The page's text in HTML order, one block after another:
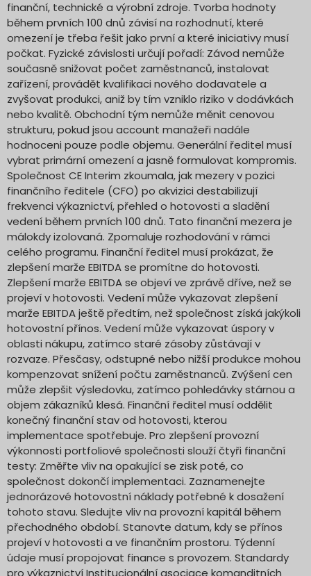
finanční, technické a výrobní zdroje. Tvorba hodnoty
během prvních 100 dnů závisí na rozhodnutí, které
omezení je třeba řešit jako první a které iniciativy musí
počkat. Fyzické závislosti určují pořadí: Závod nemůže
současně snižovat počet zaměstnanců, instalovat
zařízení, provádět kvalifikaci nového dodavatele a
zvyšovat produkci, aniž by tím vzniklo riziko v dodávkách
nebo kvalitě. Obchodní tým nemůže měnit cenovou
strukturu, pokud jsou account manažeři nadále
hodnoceni pouze podle objemu. Generální ředitel musí
vybrat primární omezení a jasně formulovat kompromis.
Společnost CE Interim zkoumala, jak mezery v pozici
finančního ředitele (CFO) po akvizici destabilizují
frekvenci výkaznictví, přehled o hotovosti a sladění
vedení během prvních 100 dnů. Tato finanční mezera je
málokdy izolovaná. Zpomaluje rozhodování v rámci
celého programu. Finanční ředitel musí prokázat, že
zlepšení marže EBITDA se promítne do hotovosti.
Zlepšení marže EBITDA se objeví ve zprávě dříve, než se
projeví v hotovosti. Vedení může vykazovat zlepšení
marže EBITDA ještě předtím, než společnost získá jakýkoli
hotovostní přínos. Vedení může vykazovat úspory v
oblasti nákupu, zatímco staré zásoby zůstávají v
rozvaze. Přesčasy, odstupné nebo nižší produkce mohou
kompenzovat snížení počtu zaměstnanců. Zvýšení cen
může zlepšit výsledovku, zatímco pohledávky stárnou a
objem zákazníků klesá. Finanční ředitel musí oddělit
konečný finanční stav od hotovosti, kterou
implementace spotřebuje. Pro zlepšení provozní
výkonnosti portfoliové společnosti slouží čtyři finanční
testy: Změřte vliv na opakující se zisk poté, co
společnost dokončí implementaci. Zaznamenejte
jednorázové hotovostní náklady potřebné k dosažení
tohoto stavu. Sledujte vliv na provozní kapitál během
přechodného období. Stanovte datum, kdy se přínos
projeví v hotovosti a ve finančním prostoru. Týdenní
údaje musí propojovat finance s provozem. Standardy
pro výkaznictví Institucionální asociace komanditních